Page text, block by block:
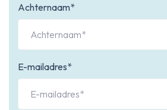
Achternaam*
E-mailadres*